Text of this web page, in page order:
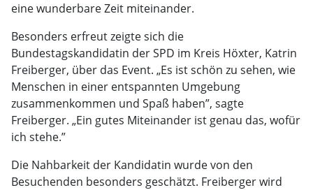
eine wunderbare Zeit miteinander.
Besonders erfreut zeigte sich die
Bundestagskandidatin der SPD im Kreis Höxter, Katrin
Freiberger, über das Event. „Es ist schön zu sehen, wie
Menschen in einer entspannten Umgebung
zusammenkommen und Spaß haben”, sagte
Freiberger. „Ein gutes Miteinander ist genau das, wofür
ich stehe.”
Die Nahbarkeit der Kandidatin wurde von den
Besuchenden besonders geschätzt. Freiberger wird